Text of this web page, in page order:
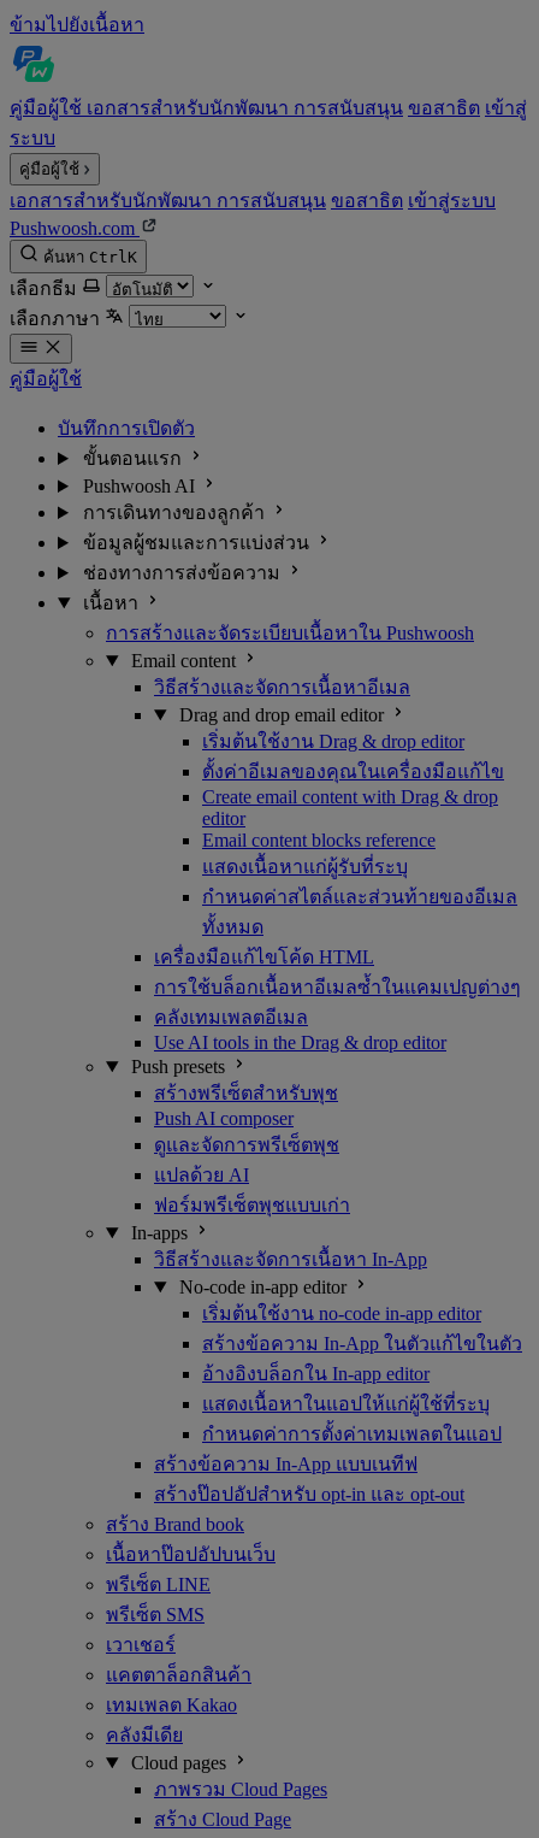
ข้ามไปยังเนื้อหา
คู่มือผู้ใช้ เอกสารสำหรับนักพัฒนา การสนับสนุน ขอสาธิต เข้าสู่
ระบบ
คู่มือผู้ใช้
เอกสารสำหรับนักพัฒนา การสนับสนุน ขอสาธิต เข้าสู่ระบบ
Pushwoosh.com
ค้นหา CtrlK
เลือกธีม
เลือกภาษา
คู่มือผู้ใช้
บันทึกการเปิดตัว
ขั้นตอนแรก
Pushwoosh AI
การเดินทางของลูกค้า
ข้อมูลผู้ชมและการแบ่งส่วน
ช่องทางการส่งข้อความ
เนื้อหา
การสร้างและจัดระเบียบเนื้อหาใน Pushwoosh
Email content
วิธีสร้างและจัดการเนื้อหาอีเมล
Drag and drop email editor
เริ่มต้นใช้งาน Drag & drop editor
ตั้งค่าอีเมลของคุณในเครื่องมือแก้ไข
Create email content with Drag & drop
editor
Email content blocks reference
แสดงเนื้อหาแก่ผู้รับที่ระบุ
กำหนดค่าสไตล์และส่วนท้ายของอีเมล
ทั้งหมด
เครื่องมือแก้ไขโค้ด HTML
การใช้บล็อกเนื้อหาอีเมลซ้ำในแคมเปญต่างๆ
คลังเทมเพลตอีเมล
Use AI tools in the Drag & drop editor
Push presets
สร้างพรีเซ็ตสำหรับพุช
Push AI composer
ดูและจัดการพรีเซ็ตพุช
แปลด้วย AI
ฟอร์มพรีเซ็ตพุชแบบเก่า
In-apps
วิธีสร้างและจัดการเนื้อหา In-App
No-code in-app editor
เริ่มต้นใช้งาน no-code in-app editor
สร้างข้อความ In-App ในตัวแก้ไขในตัว
อ้างอิงบล็อกใน In-app editor
แสดงเนื้อหาในแอปให้แก่ผู้ใช้ที่ระบุ
กำหนดค่าการตั้งค่าเทมเพลตในแอป
สร้างข้อความ In-App แบบเนทีฟ
สร้างป๊อปอัปสำหรับ opt-in และ opt-out
สร้าง Brand book
เนื้อหาป๊อปอัปบนเว็บ
พรีเซ็ต LINE
พรีเซ็ต SMS
เวาเชอร์
แคตตาล็อกสินค้า
เทมเพลต Kakao
คลังมีเดีย
Cloud pages
ภาพรวม Cloud Pages
สร้าง Cloud Page